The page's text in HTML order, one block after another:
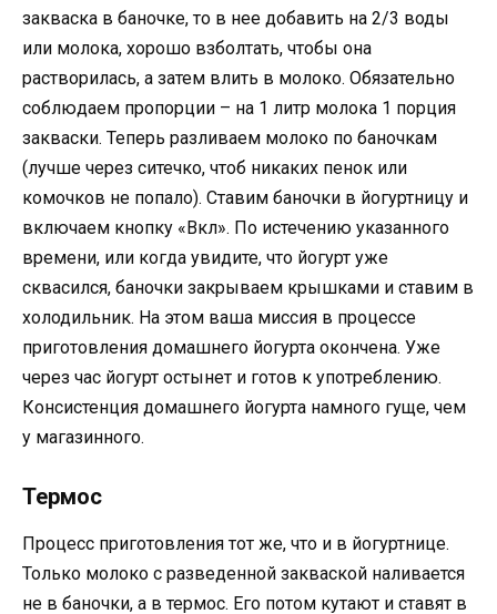
закваска в баночке, то в нее добавить на 2/3 воды
или молока, хорошо взболтать, чтобы она
растворилась, а затем влить в молоко. Обязательно
соблюдаем пропорции – на 1 литр молока 1 порция
закваски. Теперь разливаем молоко по баночкам
(лучше через ситечко, чтоб никаких пенок или
комочков не попало). Ставим баночки в йогуртницу и
включаем кнопку «Вкл». По истечению указанного
времени, или когда увидите, что йогурт уже
сквасился, баночки закрываем крышками и ставим в
холодильник. На этом ваша миссия в процессе
приготовления домашнего йогурта окончена. Уже
через час йогурт остынет и готов к употреблению.
Консистенция домашнего йогурта намного гуще, чем
у магазинного.
Термос
Процесс приготовления тот же, что и в йогуртнице.
Только молоко с разведенной закваской наливается
не в баночки, а в термос. Его потом кутают и ставят в